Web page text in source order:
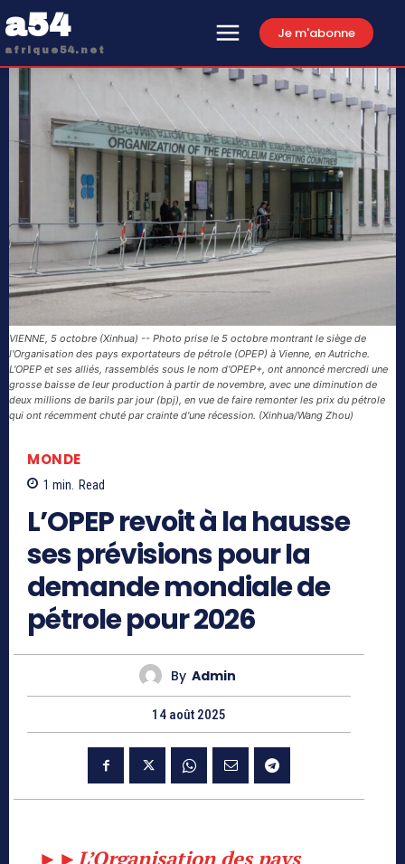
a54
afrique54.net
Je m'abonne
VIENNE, 5 octobre (Xinhua) -- Photo prise le 5 octobre montrant le siège de
l'Organisation des pays exportateurs de pétrole (OPEP) à Vienne, en Autriche.
L'OPEP et ses alliés, rassemblés sous le nom d'OPEP+, ont annoncé mercredi une
grosse baisse de leur production à partir de novembre, avec une diminution de
deux millions de barils par jour (bpj), en vue de faire remonter les prix du pétrole
qui ont récemment chuté par crainte d'une récession. (Xinhua/Wang Zhou)
MONDE
1 min. Read
L’OPEP revoit à la hausse
ses prévisions pour la
demande mondiale de
pétrole pour 2026
By Admin
14 août 2025
►►L’Organisation des pays